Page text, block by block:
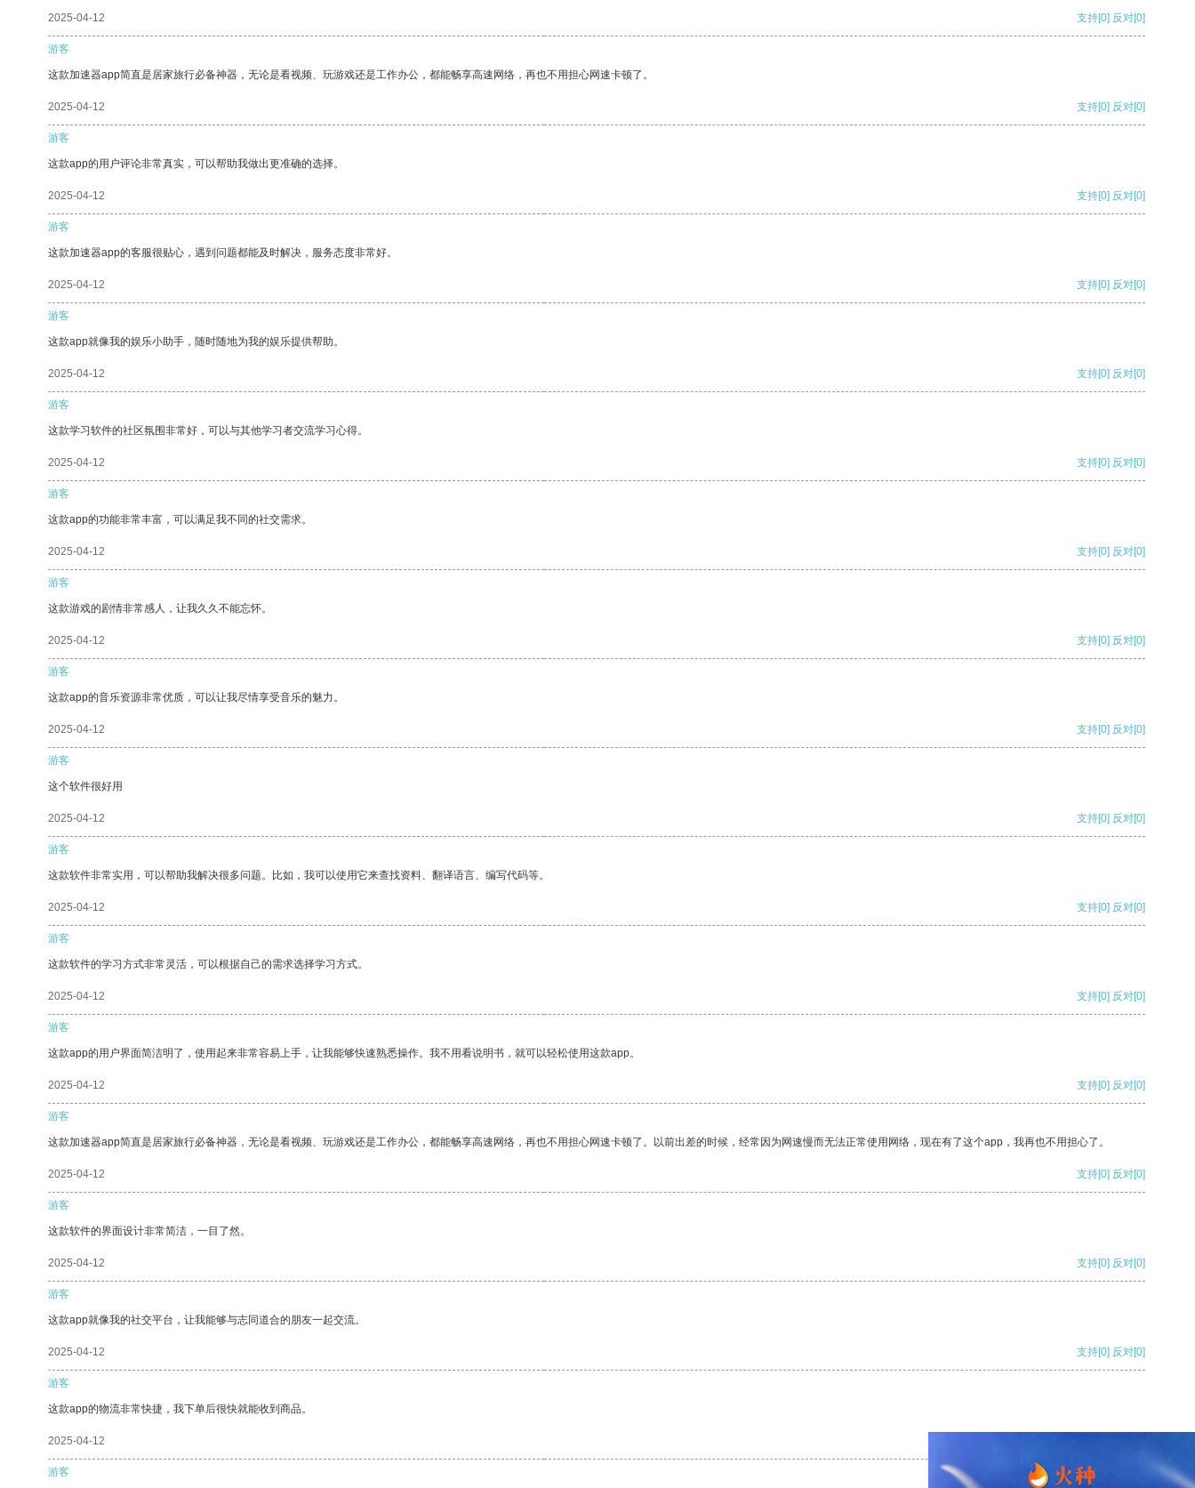
2025-04-12 支持[0] 反对[0]
游客
这款加速器app简直是居家旅行必备神器，无论是看视频、玩游戏还是工作办公，都能畅享高速网络，再也不用担心网速卡顿了。
2025-04-12 支持[0] 反对[0]
游客
这款app的用户评论非常真实，可以帮助我做出更准确的选择。
2025-04-12 支持[0] 反对[0]
游客
这款加速器app的客服很贴心，遇到问题都能及时解决，服务态度非常好。
2025-04-12 支持[0] 反对[0]
游客
这款app就像我的娱乐小助手，随时随地为我的娱乐提供帮助。
2025-04-12 支持[0] 反对[0]
游客
这款学习软件的社区氛围非常好，可以与其他学习者交流学习心得。
2025-04-12 支持[0] 反对[0]
游客
这款app的功能非常丰富，可以满足我不同的社交需求。
2025-04-12 支持[0] 反对[0]
游客
这款游戏的剧情非常感人，让我久久不能忘怀。
2025-04-12 支持[0] 反对[0]
游客
这款app的音乐资源非常优质，可以让我尽情享受音乐的魅力。
2025-04-12 支持[0] 反对[0]
游客
这个软件很好用
2025-04-12 支持[0] 反对[0]
游客
这款软件非常实用，可以帮助我解决很多问题。比如，我可以使用它来查找资料、翻译语言、编写代码等。
2025-04-12 支持[0] 反对[0]
游客
这款软件的学习方式非常灵活，可以根据自己的需求选择学习方式。
2025-04-12 支持[0] 反对[0]
游客
这款app的用户界面简洁明了，使用起来非常容易上手，让我能够快速熟悉操作。我不用看说明书，就可以轻松使用这款app。
2025-04-12 支持[0] 反对[0]
游客
这款加速器app简直是居家旅行必备神器，无论是看视频、玩游戏还是工作办公，都能畅享高速网络，再也不用担心网速卡顿了。以前出差的时候，经常因为网速慢而无法正常使用网络，现在有了这个app，我再也不用担心了。
2025-04-12 支持[0] 反对[0]
游客
这款软件的界面设计非常简洁，一目了然。
2025-04-12 支持[0] 反对[0]
游客
这款app就像我的社交平台，让我能够与志同道合的朋友一起交流。
2025-04-12 支持[0] 反对[0]
游客
这款app的物流非常快捷，我下单后很快就能收到商品。
2025-04-12
游客